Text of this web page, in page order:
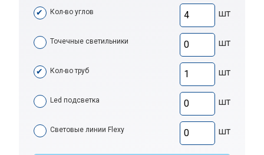
Кол-во углов шт
Точечные светильники шт
Кол-во труб шт
Led подсветка шт
Световые линии Flexy шт